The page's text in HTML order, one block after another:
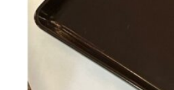
DKKTilføj til kurv